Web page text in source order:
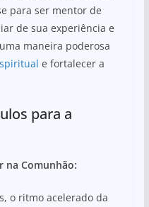
para ser mentor de
de sua experiência e
maneira poderosa
e fortalecer a
para a
na Comunhão:
o ritmo acelerado da